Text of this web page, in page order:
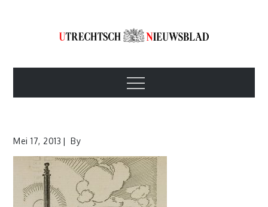
Utrechtsch
Nieuwsblad
1893-1967
Menu
Mei 17, 2013 By